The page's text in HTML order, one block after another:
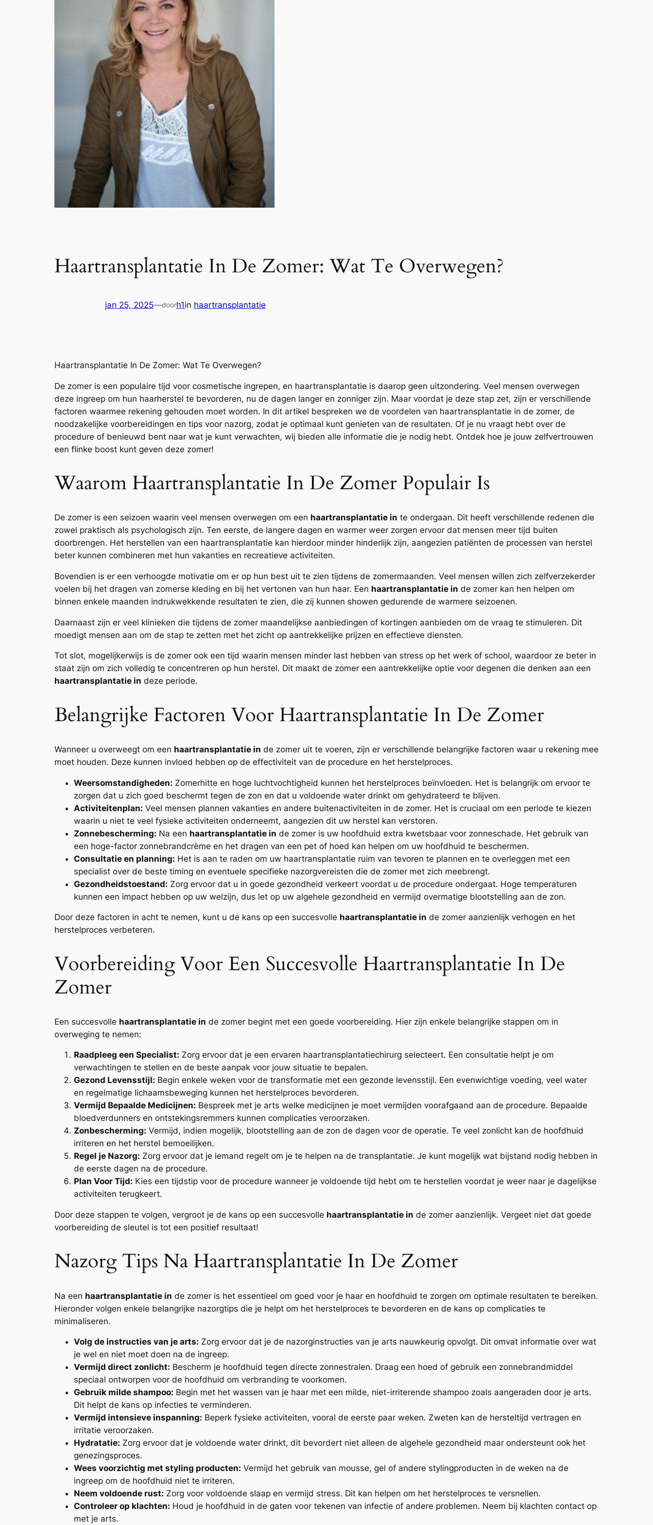
Haartransplantatie In De Zomer: Wat Te Overwegen?
jan 25, 2025—doorh1in haartransplantatie
Haartransplantatie In De Zomer: Wat Te Overwegen?
De zomer is een populaire tijd voor cosmetische ingrepen, en haartransplantatie is daarop geen uitzondering. Veel mensen overwegen
deze ingreep om hun haarherstel te bevorderen, nu de dagen langer en zonniger zijn. Maar voordat je deze stap zet, zijn er verschillende
factoren waarmee rekening gehouden moet worden. In dit artikel bespreken we de voordelen van haartransplantatie in de zomer, de
noodzakelijke voorbereidingen en tips voor nazorg, zodat je optimaal kunt genieten van de resultaten. Of je nu vraagt hebt over de
procedure of benieuwd bent naar wat je kunt verwachten, wij bieden alle informatie die je nodig hebt. Ontdek hoe je jouw zelfvertrouwen
een flinke boost kunt geven deze zomer!
Waarom Haartransplantatie In De Zomer Populair Is
De zomer is een seizoen waarin veel mensen overwegen om een haartransplantatie in te ondergaan. Dit heeft verschillende redenen die
zowel praktisch als psychologisch zijn. Ten eerste, de langere dagen en warmer weer zorgen ervoor dat mensen meer tijd buiten
doorbrengen. Het herstellen van een haartransplantatie kan hierdoor minder hinderlijk zijn, aangezien patiënten de processen van herstel
beter kunnen combineren met hun vakanties en recreatieve activiteiten.
Bovendien is er een verhoogde motivatie om er op hun best uit te zien tijdens de zomermaanden. Veel mensen willen zich zelfverzekerder
voelen bij het dragen van zomerse kleding en bij het vertonen van hun haar. Een haartransplantatie in de zomer kan hen helpen om
binnen enkele maanden indrukwekkende resultaten te zien, die zij kunnen showen gedurende de warmere seizoenen.
Daarnaast zijn er veel klinieken die tijdens de zomer maandelijkse aanbiedingen of kortingen aanbieden om de vraag te stimuleren. Dit
moedigt mensen aan om de stap te zetten met het zicht op aantrekkelijke prijzen en effectieve diensten.
Tot slot, mogelijkerwijs is de zomer ook een tijd waarin mensen minder last hebben van stress op het werk of school, waardoor ze beter in
staat zijn om zich volledig te concentreren op hun herstel. Dit maakt de zomer een aantrekkelijke optie voor degenen die denken aan een
haartransplantatie in deze periode.
Belangrijke Factoren Voor Haartransplantatie In De Zomer
Wanneer u overweegt om een haartransplantatie in de zomer uit te voeren, zijn er verschillende belangrijke factoren waar u rekening mee
moet houden. Deze kunnen invloed hebben op de effectiviteit van de procedure en het herstelproces.
Weersomstandigheden: Zomerhitte en hoge luchtvochtigheid kunnen het herstelproces beïnvloeden. Het is belangrijk om ervoor te
zorgen dat u zich goed beschermt tegen de zon en dat u voldoende water drinkt om gehydrateerd te blijven.
Activiteitenplan: Veel mensen plannen vakanties en andere buitenactiviteiten in de zomer. Het is cruciaal om een periode te kiezen
waarin u niet te veel fysieke activiteiten onderneemt, aangezien dit uw herstel kan verstoren.
Zonnebescherming: Na een haartransplantatie in de zomer is uw hoofdhuid extra kwetsbaar voor zonneschade. Het gebruik van
een hoge-factor zonnebrandcrème en het dragen van een pet of hoed kan helpen om uw hoofdhuid te beschermen.
Consultatie en planning: Het is aan te raden om uw haartransplantatie ruim van tevoren te plannen en te overleggen met een
specialist over de beste timing en eventuele specifieke nazorgvereisten die de zomer met zich meebrengt.
Gezondheidstoestand: Zorg ervoor dat u in goede gezondheid verkeert voordat u de procedure ondergaat. Hoge temperaturen
kunnen een impact hebben op uw welzijn, dus let op uw algehele gezondheid en vermijd overmatige blootstelling aan de zon.
Door deze factoren in acht te nemen, kunt u de kans op een succesvolle haartransplantatie in de zomer aanzienlijk verhogen en het
herstelproces verbeteren.
Voorbereiding Voor Een Succesvolle Haartransplantatie In De
Zomer
Een succesvolle haartransplantatie in de zomer begint met een goede voorbereiding. Hier zijn enkele belangrijke stappen om in
overweging te nemen:
Raadpleeg een Specialist: Zorg ervoor dat je een ervaren haartransplantatiechirurg selecteert. Een consultatie helpt je om
verwachtingen te stellen en de beste aanpak voor jouw situatie te bepalen.
Gezond Levensstijl: Begin enkele weken voor de transformatie met een gezonde levensstijl. Een evenwichtige voeding, veel water
en regelmatige lichaamsbeweging kunnen het herstelproces bevorderen.
Vermijd Bepaalde Medicijnen: Bespreek met je arts welke medicijnen je moet vermijden voorafgaand aan de procedure. Bepaalde
bloedverdunners en ontstekingsremmers kunnen complicaties veroorzaken.
Zonbescherming: Vermijd, indien mogelijk, blootstelling aan de zon de dagen voor de operatie. Te veel zonlicht kan de hoofdhuid
irriteren en het herstel bemoeilijken.
Regel je Nazorg: Zorg ervoor dat je iemand regelt om je te helpen na de transplantatie. Je kunt mogelijk wat bijstand nodig hebben in
de eerste dagen na de procedure.
Plan Voor Tijd: Kies een tijdstip voor de procedure wanneer je voldoende tijd hebt om te herstellen voordat je weer naar je dagelijkse
activiteiten terugkeert.
Door deze stappen te volgen, vergroot je de kans op een succesvolle haartransplantatie in de zomer aanzienlijk. Vergeet niet dat goede
voorbereiding de sleutel is tot een positief resultaat!
Nazorg Tips Na Haartransplantatie In De Zomer
Na een haartransplantatie in de zomer is het essentieel om goed voor je haar en hoofdhuid te zorgen om optimale resultaten te bereiken.
Hieronder volgen enkele belangrijke nazorgtips die je helpt om het herstelproces te bevorderen en de kans op complicaties te
minimaliseren.
Volg de instructies van je arts: Zorg ervoor dat je de nazorginstructies van je arts nauwkeurig opvolgt. Dit omvat informatie over wat
je wel en niet moet doen na de ingreep.
Vermijd direct zonlicht: Bescherm je hoofdhuid tegen directe zonnestralen. Draag een hoed of gebruik een zonnebrandmiddel
speciaal ontworpen voor de hoofdhuid om verbranding te voorkomen.
Gebruik milde shampoo: Begin met het wassen van je haar met een milde, niet-irriterende shampoo zoals aangeraden door je arts.
Dit helpt de kans op infecties te verminderen.
Vermijd intensieve inspanning: Beperk fysieke activiteiten, vooral de eerste paar weken. Zweten kan de hersteltijd vertragen en
irritatie veroorzaken.
Hydratatie: Zorg ervoor dat je voldoende water drinkt, dit bevordert niet alleen de algehele gezondheid maar ondersteunt ook het
genezingsproces.
Wees voorzichtig met styling producten: Vermijd het gebruik van mousse, gel of andere stylingproducten in de weken na de
ingreep om de hoofdhuid niet te irriteren.
Neem voldoende rust: Zorg voor voldoende slaap en vermijd stress. Dit kan helpen om het herstelproces te versnellen.
Controleer op klachten: Houd je hoofdhuid in de gaten voor tekenen van infectie of andere problemen. Neem bij klachten contact op
met je arts.